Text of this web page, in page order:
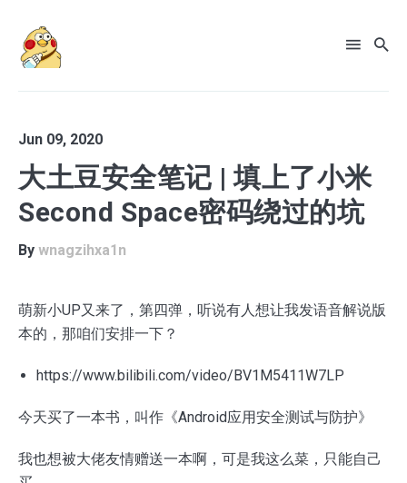
Jun 09, 2020
大土豆安全笔记 | 填上了小米
Second Space密码绕过的坑
By wnagzihxa1n
萌新小UP又来了，第四弹，听说有人想让我发语音解说版
本的，那咱们安排一下？
https://www.bilibili.com/video/BV1M5411W7LP
今天买了一本书，叫作《Android应用安全测试与防护》
我也想被大佬友情赠送一本啊，可是我这么菜，只能自己
for
Blog